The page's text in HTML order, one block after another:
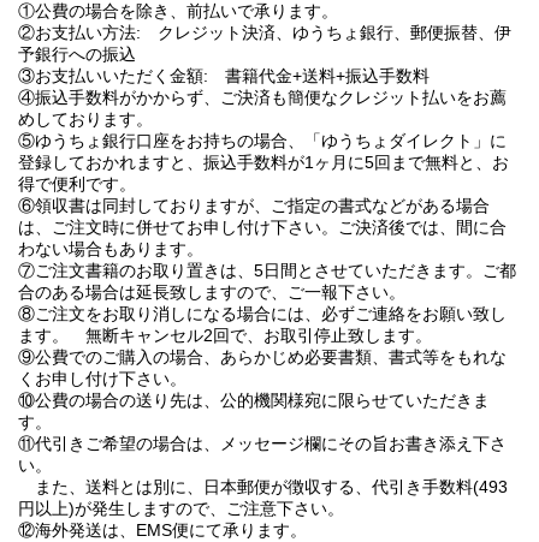
①公費の場合を除き、前払いで承ります。
②お支払い方法: クレジット決済、ゆうちょ銀行、郵便振替、伊
予銀行への振込
③お支払いいただく金額: 書籍代金+送料+振込手数料
④振込手数料がかからず、ご決済も簡便なクレジット払いをお薦
めしております。
⑤ゆうちょ銀行口座をお持ちの場合、「ゆうちょダイレクト」に
登録しておかれますと、振込手数料が1ヶ月に5回まで無料と、お
得で便利です。
⑥領収書は同封しておりますが、ご指定の書式などがある場合
は、ご注文時に併せてお申し付け下さい。ご決済後では、間に合
わない場合もあります。
⑦ご注文書籍のお取り置きは、5日間とさせていただきます。ご都
合のある場合は延長致しますので、ご一報下さい。
⑧ご注文をお取り消しになる場合には、必ずご連絡をお願い致し
ます。 無断キャンセル2回で、お取引停止致します。
⑨公費でのご購入の場合、あらかじめ必要書類、書式等をもれな
くお申し付け下さい。
⑩公費の場合の送り先は、公的機関様宛に限らせていただきま
す。
⑪代引きご希望の場合は、メッセージ欄にその旨お書き添え下さ
い。
また、送料とは別に、日本郵便が徴収する、代引き手数料(493
円以上)が発生しますので、ご注意下さい。
⑫海外発送は、EMS便にて承ります。